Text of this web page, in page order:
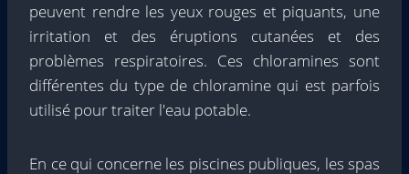
peuvent rendre les yeux rouges et piquants, une
irritation et des éruptions cutanées et des
problèmes respiratoires. Ces chloramines sont
différentes du type de chloramine qui est parfois
utilisé pour traiter l'eau potable.
En ce qui concerne les piscines publiques, les spas